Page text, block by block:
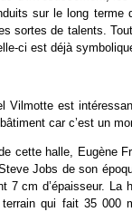
sur le long
sortes de talents.
ci est déjà
Vilmotte est
car c’est un
cette halle, Eugène
Jobs de son
7 cm d’épaisseur.
qui fait 35 000